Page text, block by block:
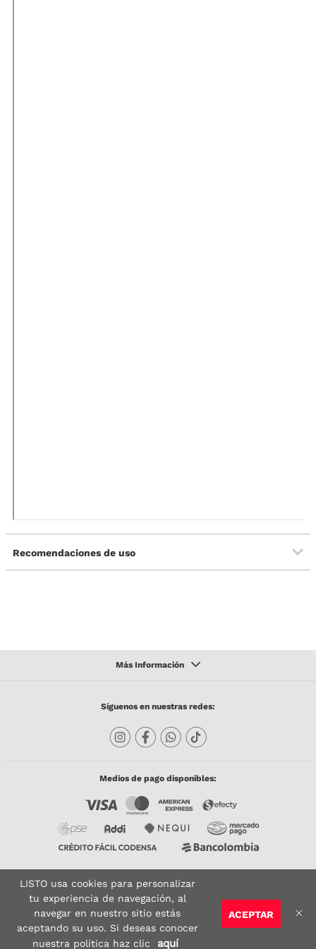
AGREGAR AL CARRITO
Recomendaciones de uso
Síguenos en nuestras redes:
Medios de pago disponibles:
Copyright © 2023 TODACO S.A.S. Listo Mundo Cerámico. All Rights Reserved. Powered
by
Sitio seguro: Vigilado por: Certificado:
ACEPTAR
LISTO usa cookies para personalizar
tu experiencia de navegación, al
navegar en nuestro sitio estás
aceptando su uso. Si deseas conocer
nuestra política haz clic
aquí